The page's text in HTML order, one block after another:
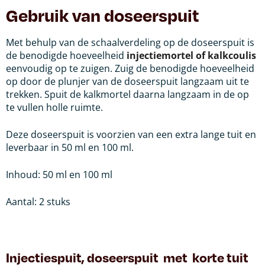
Gebruik van doseerspuit
Met behulp van de schaalverdeling op de doseerspuit is
de benodigde hoeveelheid injectiemortel of kalkcoulis
eenvoudig op te zuigen. Zuig de benodigde hoeveelheid
op door de plunjer van de doseerspuit langzaam uit te
trekken. Spuit de kalkmortel daarna langzaam in de op
te vullen holle ruimte.
Deze doseerspuit is voorzien van een extra lange tuit en
leverbaar in 50 ml en 100 ml.
Inhoud: 50 ml en 100 ml
Aantal: 2 stuks
Injectiespuit, doseerspuit met korte tuit